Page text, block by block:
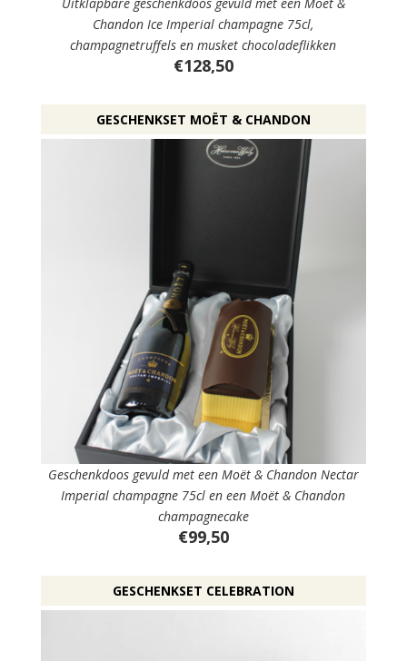
Chandon Ice Imperial champagne 75cl,
champagnetruffels en musket chocoladeflikken
€128,50
GESCHENKSET MOËT & CHANDON
Geschenkdoos gevuld met een Moët & Chandon Nectar
Imperial champagne 75cl en een Moët & Chandon
champagnecake
€99,50
GESCHENKSET CELEBRATION